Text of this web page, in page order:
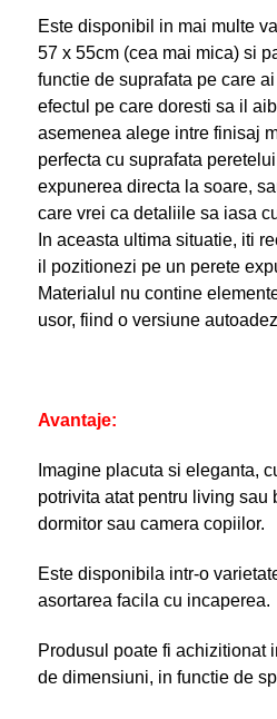
Este disponibil in mai multe
57 x 55cm (cea mai mica) si
functie de suprafata pe care
efectul pe care doresti sa il
asemenea alege intre finisaj
perfecta cu suprafata
expunerea directa la soare,
care vrei ca detaliile sa iasa
In aceasta ultima situatie, iti
il pozitionezi pe un perete
Materialul nu contine
usor, fiind o versiune
Avantaje:
Imagine placuta si eleganta,
potrivita atat pentru living sau
dormitor sau camera copiilor.
Este disponibila intr-o
asortarea facila cu incaperea.
Produsul poate fi achizitionat
de dimensiuni, in functie de